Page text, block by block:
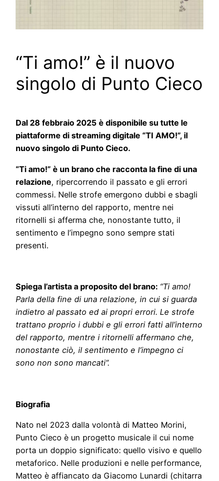
“Ti amo!” è il nuovo
singolo di Punto Cieco
Dal 28 febbraio 2025 è disponibile su tutte le
piattaforme di streaming digitale “TI AMO!”, il
nuovo singolo di Punto Cieco.
“Ti amo!” è un brano che racconta la fine di una
relazione, ripercorrendo il passato e gli errori
commessi. Nelle strofe emergono dubbi e sbagli
vissuti all’interno del rapporto, mentre nei
ritornelli si afferma che, nonostante tutto, il
sentimento e l’impegno sono sempre stati
presenti.
Spiega l’artista a proposito del brano: “Ti amo!
Parla della fine di una relazione, in cui si guarda
indietro al passato ed ai propri errori. Le strofe
trattano proprio i dubbi e gli errori fatti all’interno
del rapporto, mentre i ritornelli affermano che,
nonostante ciò, il sentimento e l’impegno ci
sono non sono mancati”.
Biografia
Nato nel 2023 dalla volontà di Matteo Morini,
Punto Cieco è un progetto musicale il cui nome
porta un doppio significato: quello visivo e quello
metaforico. Nelle produzioni e nelle performance,
Matteo è affiancato da Giacomo Lunardi (chitarra